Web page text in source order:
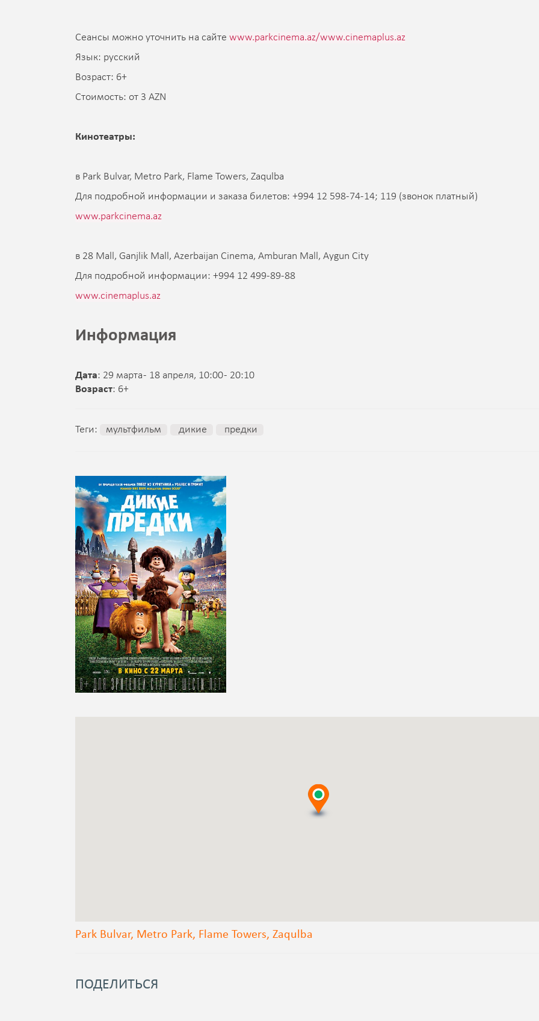
Сеансы можно уточнить на сайте www.parkcinema.az/www.cinemaplus.az
Язык: русский
Возраст: 6+
Стоимость: от 3 AZN
Кинотеатры:
в Park Bulvar, Metro Park, Flame Towers, Zaqulba
Для подробной информации и заказа билетов: +994 12 598-74-14; 119 (звонок платный)
www.parkcinema.az
в 28 Mall, Ganjlik Mall, Azerbaijan Cinema, Amburan Mall, Aygun City
Для подробной информации: +994 12 499-89-88
www.cinemaplus.az
Информация
Дата: 29 марта - 18 апреля, 10:00 - 20:10
Возраст: 6+
Теги: мультфильм дикие предки
Park Bulvar, Metro Park, Flame Towers, Zaqulba
ПОДЕЛИТЬСЯ